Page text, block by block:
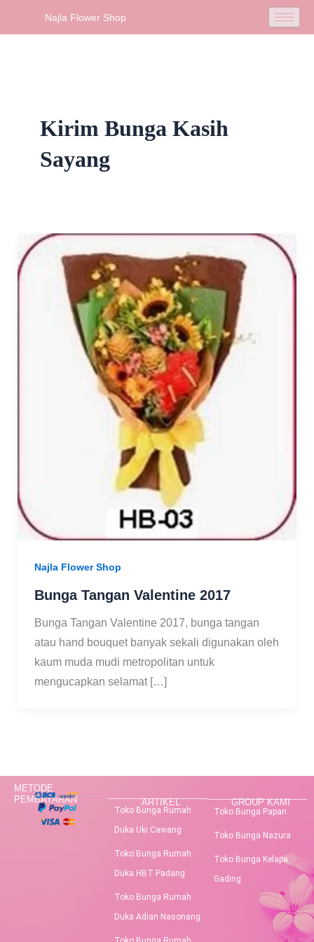
Najla Flower Shop
Kirim Bunga Kasih
Sayang
Najla Flower Shop
Bunga Tangan Valentine 2017
Bunga Tangan Valentine 2017, bunga tangan
atau hand bouquet banyak sekali digunakan oleh
kaum muda mudi metropolitan untuk
mengucapkan selamat […]
METODE
PEMBAYARAN
ARTIKEL
Toko Bunga Rumah
Duka Uki Cawang
Toko Bunga Rumah
Duka HBT Padang
Toko Bunga Rumah
Duka Adian Nasonang
GROUP KAMI
Toko Bunga Papan
Toko Bunga Nazura
Toko Bunga Kelapa
Gading